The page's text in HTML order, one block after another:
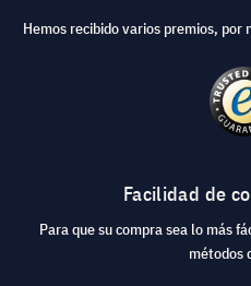
Hemos recibido varios premios,
Facilidad de
Para que su compra sea lo más
métodos